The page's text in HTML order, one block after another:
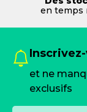
en temps
et ne
exclusifs